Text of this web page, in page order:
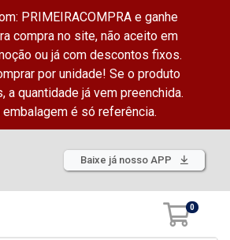
PRIMEIRACOMPRA e ganhe
compra no site, não aceito em
ou já com descontos fixos.
por unidade! Se o produto
a quantidade já vem preenchida.
é só referência.
Baixe já nosso APP
0